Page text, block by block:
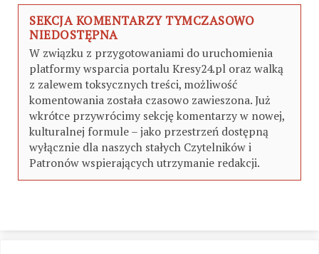
SEKCJA KOMENTARZY TYMCZASOWO
NIEDOSTĘPNA
W związku z przygotowaniami do uruchomienia
platformy wsparcia portalu Kresy24.pl oraz walką
z zalewem toksycznych treści, możliwość
komentowania została czasowo zawieszona. Już
wkrótce przywrócimy sekcję komentarzy w nowej,
kulturalnej formule – jako przestrzeń dostępną
wyłącznie dla naszych stałych Czytelników i
Patronów wspierających utrzymanie redakcji.